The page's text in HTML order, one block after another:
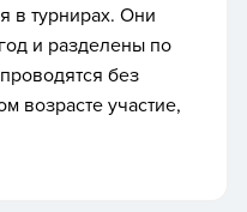
в турнирах. Они
и разделены по
без
возрасте участие,